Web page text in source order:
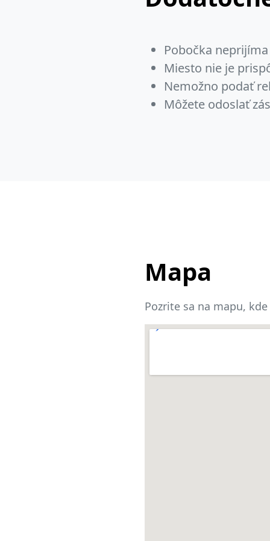
Pobočka
Miesto nie je
Nemožno podať
Môžete odoslať
Mapa
Pozrite sa na mapu, kde